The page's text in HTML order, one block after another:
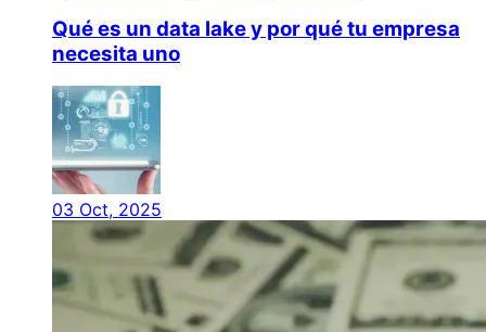
Qué es un data lake y por qué tu empresa
necesita uno
03 Oct, 2025